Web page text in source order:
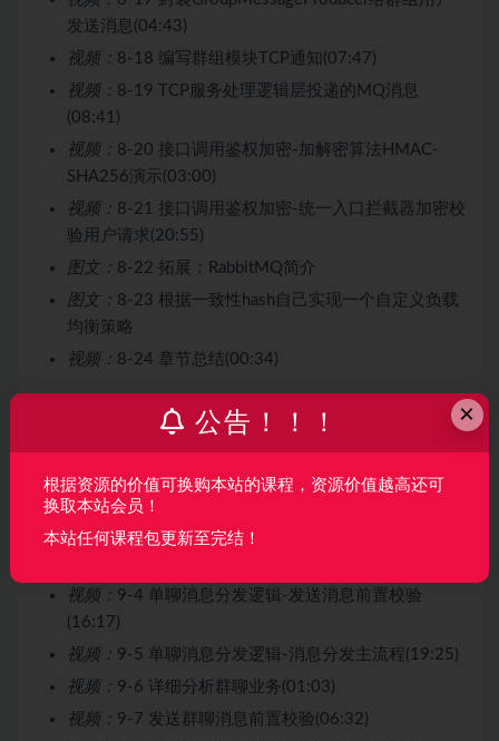
发送消息(04:43)
视频： 8-18 编写群组模块TCP通知(07:47)
视频： 8-19 TCP服务处理逻辑层投递的MQ消息
(08:41)
视频： 8-20 接口调用鉴权加密-加解密算法HMAC-
SHA256演示(03:00)
视频： 8-21 接口调用鉴权加密-统一入口拦截器加密校
验用户请求(20:55)
图文： 8-22 拓展：RabbitMQ简介
图文： 8-23 根据一致性hash自己实现一个自定义负载
均衡策略
视频： 8-24 章节总结(00:34)
第9章 消息业务的流程之打通消息收发核心
视频：9-2 重中之重 – 消息收发核心流程梳理(03:17)
视频：9-3 单聊消息分发逻辑-RabbitMQ连接tcp层和
视频： 9-4 单聊消息分发逻辑-发送消息前置校验
(16:17)
视频： 9-5 单聊消息分发逻辑-消息分发主流程(19:25)
视频： 9-6 详细分析群聊业务(01:03)
视频： 9-7 发送群聊消息前置校验(06:32)
×
公告！！！
根据资源的价值可换购本站的课程，资源价值越高还可
换取本站会员！
本站任何课程包更新至完结！